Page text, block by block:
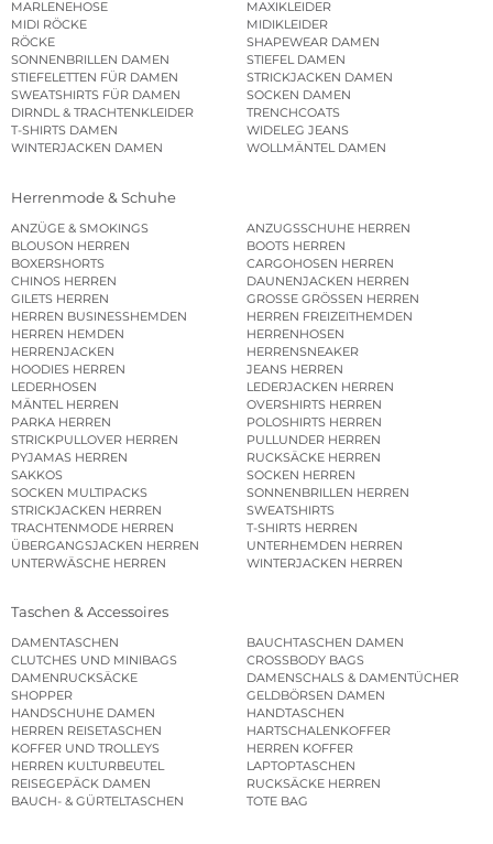
MARLENEHOSE
MAXIKLEIDER
MIDI RÖCKE
MIDIKLEIDER
RÖCKE
SHAPEWEAR DAMEN
SONNENBRILLEN DAMEN
STIEFEL DAMEN
STIEFELETTEN FÜR DAMEN
STRICKJACKEN DAMEN
SWEATSHIRTS FÜR DAMEN
SOCKEN DAMEN
DIRNDL & TRACHTENKLEIDER
TRENCHCOATS
T-SHIRTS DAMEN
WIDELEG JEANS
WINTERJACKEN DAMEN
WOLLMÄNTEL DAMEN
Herrenmode & Schuhe
ANZÜGE & SMOKINGS
ANZUGSSCHUHE HERREN
BLOUSON HERREN
BOOTS HERREN
BOXERSHORTS
CARGOHOSEN HERREN
CHINOS HERREN
DAUNENJACKEN HERREN
GILETS HERREN
GROSSE GRÖSSEN HERREN
HERREN BUSINESSHEMDEN
HERREN FREIZEITHEMDEN
HERREN HEMDEN
HERRENHOSEN
HERRENJACKEN
HERRENSNEAKER
HOODIES HERREN
JEANS HERREN
LEDERHOSEN
LEDERJACKEN HERREN
MÄNTEL HERREN
OVERSHIRTS HERREN
PARKA HERREN
POLOSHIRTS HERREN
STRICKPULLOVER HERREN
PULLUNDER HERREN
PYJAMAS HERREN
RUCKSÄCKE HERREN
SAKKOS
SOCKEN HERREN
SOCKEN MULTIPACKS
SONNENBRILLEN HERREN
STRICKJACKEN HERREN
SWEATSHIRTS
TRACHTENMODE HERREN
T-SHIRTS HERREN
ÜBERGANGSJACKEN HERREN
UNTERHEMDEN HERREN
UNTERWÄSCHE HERREN
WINTERJACKEN HERREN
Taschen & Accessoires
DAMENTASCHEN
BAUCHTASCHEN DAMEN
CLUTCHES UND MINIBAGS
CROSSBODY BAGS
DAMENRUCKSÄCKE
DAMENSCHALS & DAMENTÜCHER
SHOPPER
GELDBÖRSEN DAMEN
HANDSCHUHE DAMEN
HANDTASCHEN
HERREN REISETASCHEN
HARTSCHALENKOFFER
KOFFER UND TROLLEYS
HERREN KOFFER
HERREN KULTURBEUTEL
LAPTOPTASCHEN
REISEGEPÄCK DAMEN
RUCKSÄCKE HERREN
BAUCH- & GÜRTELTASCHEN
TOTE BAG